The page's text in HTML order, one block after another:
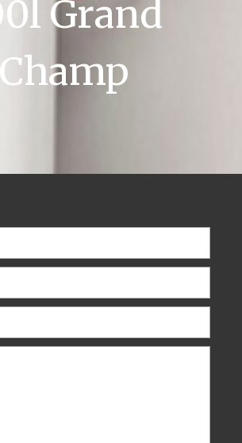
Grand
Champ